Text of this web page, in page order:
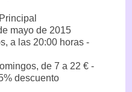
mayo de 2015
a las 20:00 horas -
de 7 a 22 € -
descuento